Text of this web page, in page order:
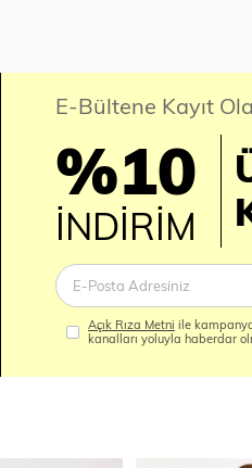
E-Bültene Kayıt
%10
İNDİRİM
Açık Rıza Metni ile
kanalları yoluyla haberdar